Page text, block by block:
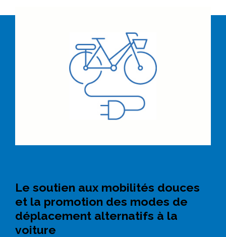
Le soutien aux mobilités douces
et la promotion des modes de
déplacement alternatifs à la
voiture